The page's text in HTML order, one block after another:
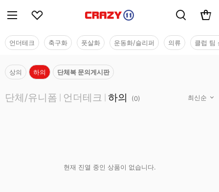
언더테크 축구화 풋살화 운동화/슬리퍼 의류 클럽 팀
상의 하의 단체복 문의게시판
단체/유니폼 언더테크 하의 (0)
현재 진열 중인 상품이 없습니다.